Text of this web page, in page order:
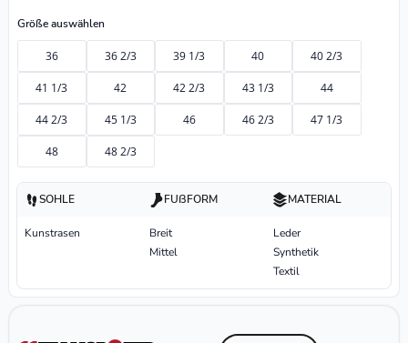
Größe auswählen
36 36 2/3 39 1/3 40 40 2/3
41 1/3 42 42 2/3 43 1/3 44
44 2/3 45 1/3 46 46 2/3 47 1/3
48 48 2/3
SOHLE
Kunstrasen
FUßFORM
Breit
Mittel
MATERIAL
Leder
Synthetik
Textil